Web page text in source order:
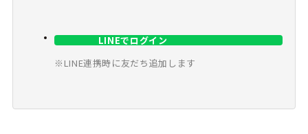
LINEでログイン
※LINE連携時に友だち追加します